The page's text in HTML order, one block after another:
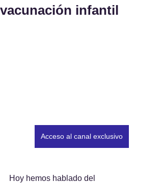
vacunación infantil
Acceso al canal exclusivo
Hoy hemos hablado del